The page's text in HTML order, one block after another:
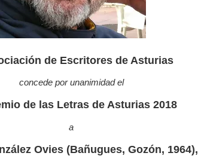
de Escritores de Asturias
concede por unanimidad el
de las Letras de Asturias 2018
a
Ovies (Bañugues, Gozón, 1964),